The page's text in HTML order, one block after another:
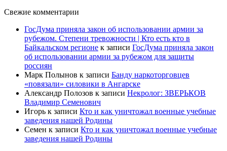
Свежие комментарии
ГосДума приняла закон об использовании армии за
рубежом. Степени тревожности | Кто есть кто в
Байкальском регионе к записи ГосДума приняла закон
об использовании армии за рубежом для защиты
россиян
Марк Полынов к записи Банду наркоторговцев
«повязали» силовики в Ангарске
Александр Полозов к записи Некролог: ЗВЕРЬКОВ
Владимир Семенович
Игорь к записи Кто и как уничтожал военные учебные
заведения нашей Родины
Семен к записи Кто и как уничтожал военные учебные
заведения нашей Родины